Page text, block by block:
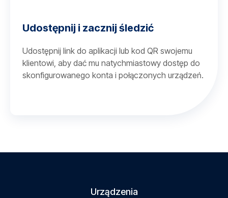
Udostępnij i zacznij śledzić
Udostępnij link do aplikacji lub kod QR swojemu
klientowi, aby dać mu natychmiastowy dostęp do
skonfigurowanego konta i połączonych urządzeń.
Urządzenia